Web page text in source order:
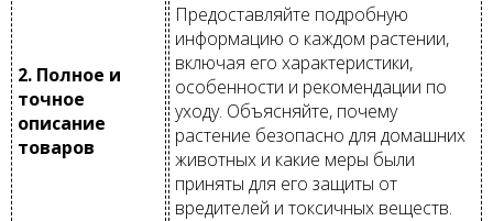
2. Полное и
точное
описание
товаров
Предоставляйте подробную
информацию о каждом растении,
включая его характеристики,
особенности и рекомендации по
уходу. Объясняйте, почему
растение безопасно для домашних
животных и какие меры были
приняты для его защиты от
вредителей и токсичных веществ.